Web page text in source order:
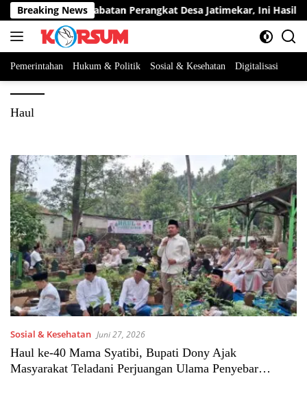
Langsung
ke
konten
Breaking News
Berebut Dua Jabatan Perangkat Desa Jatimekar, Ini Hasil
Pemerintahan Hukum & Politik Sosial & Kesehatan Digitalisasi
Haul
Sosial & Kesehatan Juni 27, 2026
Haul ke-40 Mama Syatibi, Bupati Dony Ajak
Masyarakat Teladani Perjuangan Ulama Penyebar